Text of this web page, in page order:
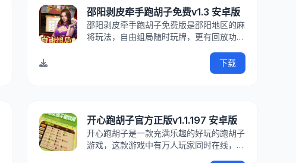
邵阳剥皮牵手跑胡子免费v1.3 安卓版
邵阳剥皮牵手跑胡子免费版是邵阳地区的麻
将玩法，自由组局随时玩牌，更有回放功
吧！感受地方特色的娱乐竞技魅力。邵阳剥
皮游戏介绍邵阳剥皮是当地人民最地道的跑
下载
开心跑胡子官方正版v1.1.197 安卓版
开心跑胡子是一款充满乐趣的好玩的跑胡子
游戏，这款游戏中有万人玩家同时在线，这